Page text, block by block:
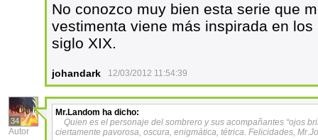
No conozco muy bien esta serie que
vestimenta viene más inspirada en
siglo XIX.
johandark 12/03/2012 11:54:39
34
Autor
Mr.Landom ha dicho:
Quien es el personaje del sombrero y sus acompañantes “ojos
ciertamente pavorosa, oscura, enigmática, tétrica. Felicidades,